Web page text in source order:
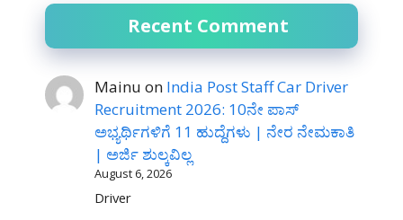
Recent Comment
Mainu on India Post Staff Car Driver
Recruitment 2026: 10ನೇ ಪಾಸ್
ಅಭ್ಯರ್ಥಿಗಳಿಗೆ 11 ಹುದ್ದೆಗಳು | ನೇರ ನೇಮಕಾತಿ
| ಅರ್ಜಿ ಶುಲ್ಕವಿಲ್ಲ
August 6, 2026
Driver